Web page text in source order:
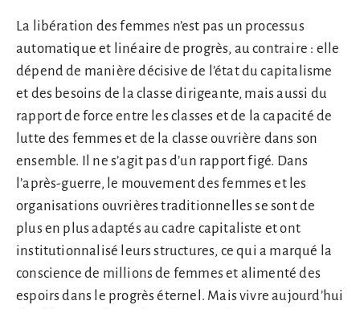
La libération des femmes n’est pas un processus
automatique et linéaire de progrès, au contraire : elle
dépend de manière décisive de l’état du capitalisme
et des besoins de la classe dirigeante, mais aussi du
rapport de force entre les classes et de la capacité de
lutte des femmes et de la classe ouvrière dans son
ensemble. Il ne s’agit pas d’un rapport figé. Dans
l’après-guerre, le mouvement des femmes et les
organisations ouvrières traditionnelles se sont de
plus en plus adaptés au cadre capitaliste et ont
institutionnalisé leurs structures, ce qui a marqué la
conscience de millions de femmes et alimenté des
espoirs dans le progrès éternel. Mais vivre aujourd’hui